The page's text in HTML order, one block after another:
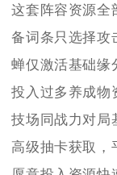
这套阵容资源全
备词条只选择攻
蝉仅激活基础缘
投入过多养成物
技场同战力对局
高级抽卡获取，